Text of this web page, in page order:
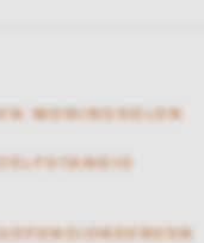
WONINGDELEN